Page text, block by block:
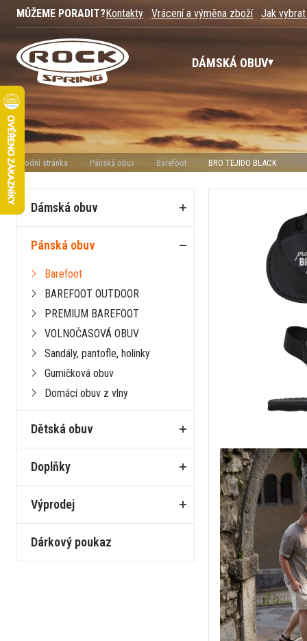
MŮŽEME PORADIT?Kontakty Vrácení a výměna zboží Jak
DÁMSKÁ OBUV
Úvodní stránka Pánská obuv Barefoot BRO TEJIDO BLACK
Dámská obuv
Pánská obuv
Barefoot
BAREFOOT OUTDOOR
PREMIUM BAREFOOT
VOLNOČASOVÁ OBUV
Sandály, pantofle, holinky
Gumičková obuv
Domácí obuv z vlny
Dětská obuv
Doplňky
Výprodej
Dárkový poukaz